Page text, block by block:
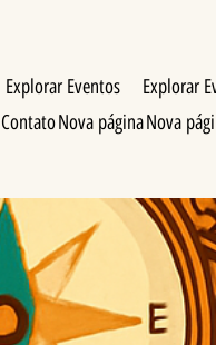
Explorar Eventos Explorar
ContatoNova páginaNova